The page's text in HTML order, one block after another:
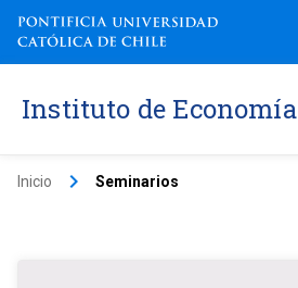
Instituto de Economía
Inicio keyboard_arrow_right Seminarios